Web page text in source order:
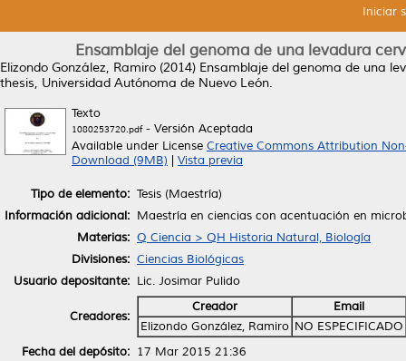
Iniciar
Ensamblaje del genoma de una levadura
Elizondo González, Ramiro (2014) Ensamblaje del genoma de una
thesis, Universidad Autónoma de Nuevo León.
Texto
1080253720.pdf- Versión Aceptada
Available under License Creative Commons Attribution
Download (9MB)
Vista previa
Tipo de elemento: Tesis (Maestría)
Información adicional: Maestría en ciencias con acentuación en
Materias: Q Ciencia > QH Historia Natural, Biología
Divisiones: Ciencias Biológicas
Usuario depositante: Lic. Josimar Pulido
Creadores:
Creador
Email
Elizondo González, Ramiro NO ESPECIFICADO
Fecha del depósito: 17 Mar 2015 21:36